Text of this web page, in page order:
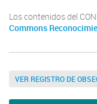
Los contenidos del
Commons
VER REGISTRO DE